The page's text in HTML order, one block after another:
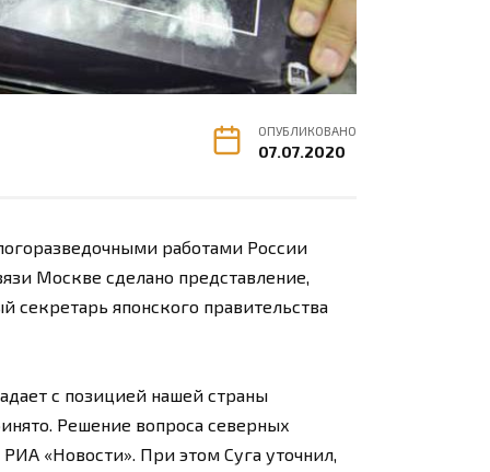
ОПУБЛИКОВАНО
07.07.2020
работами России
Москве сделано представление,
японского правительства
с позицией нашей страны
Решение вопроса северных
«Новости». При этом Суга уточнил,